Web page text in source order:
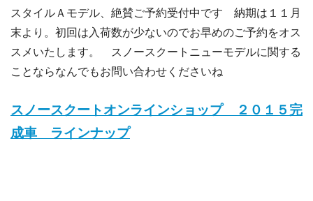
スタイルＡモデル、絶賛ご予約受付中です 納期は１１月
末より。初回は入荷数が少ないのでお早めのご予約をオス
スメいたします。 スノースクートニューモデルに関する
ことならなんでもお問い合わせくださいね
スノースクートオンラインショップ ２０１５完
成車 ラインナップ